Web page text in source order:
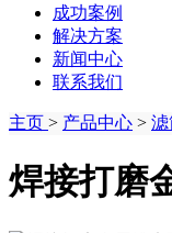
成功案例
解决方案
新闻中心
联系我们
主页 > 产品中心 > 滤
焊接打磨